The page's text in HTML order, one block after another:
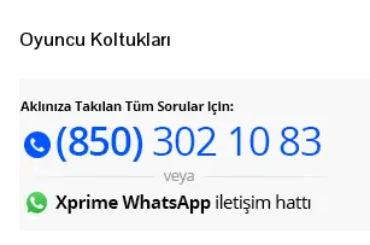
Oyuncu Koltukları